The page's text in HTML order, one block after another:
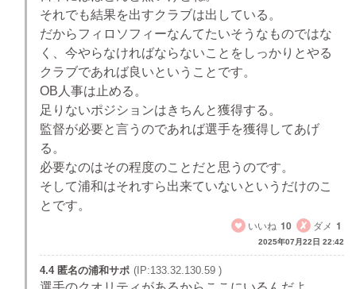
それでも結果を出すクラブは出している。
だからフィロソフィーなんてたいそうなものではな
く、今やらなければならないことをしっかりとやる
クラブであれば良いということです。
OB人事は止める。
足りないポジションはきちんと獲得する。
監督が必要と言うのであれば選手を獲得してあげ
る。
必要なのはその程度のことだと思うのです。
そして浦和はそれすら出来ていないというだけのこ
とです。
いいね 10 ダメ 1
2025年07月22日 22:42
4.4 匿名の浦和サポ (IP:133.32.130.59 )